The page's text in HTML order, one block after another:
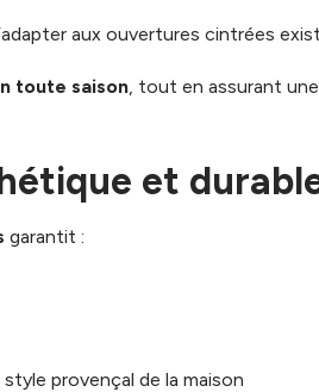
aux ouvertures cintrées
toute saison, tout en assurant
et
garantit :
provençal de la maison